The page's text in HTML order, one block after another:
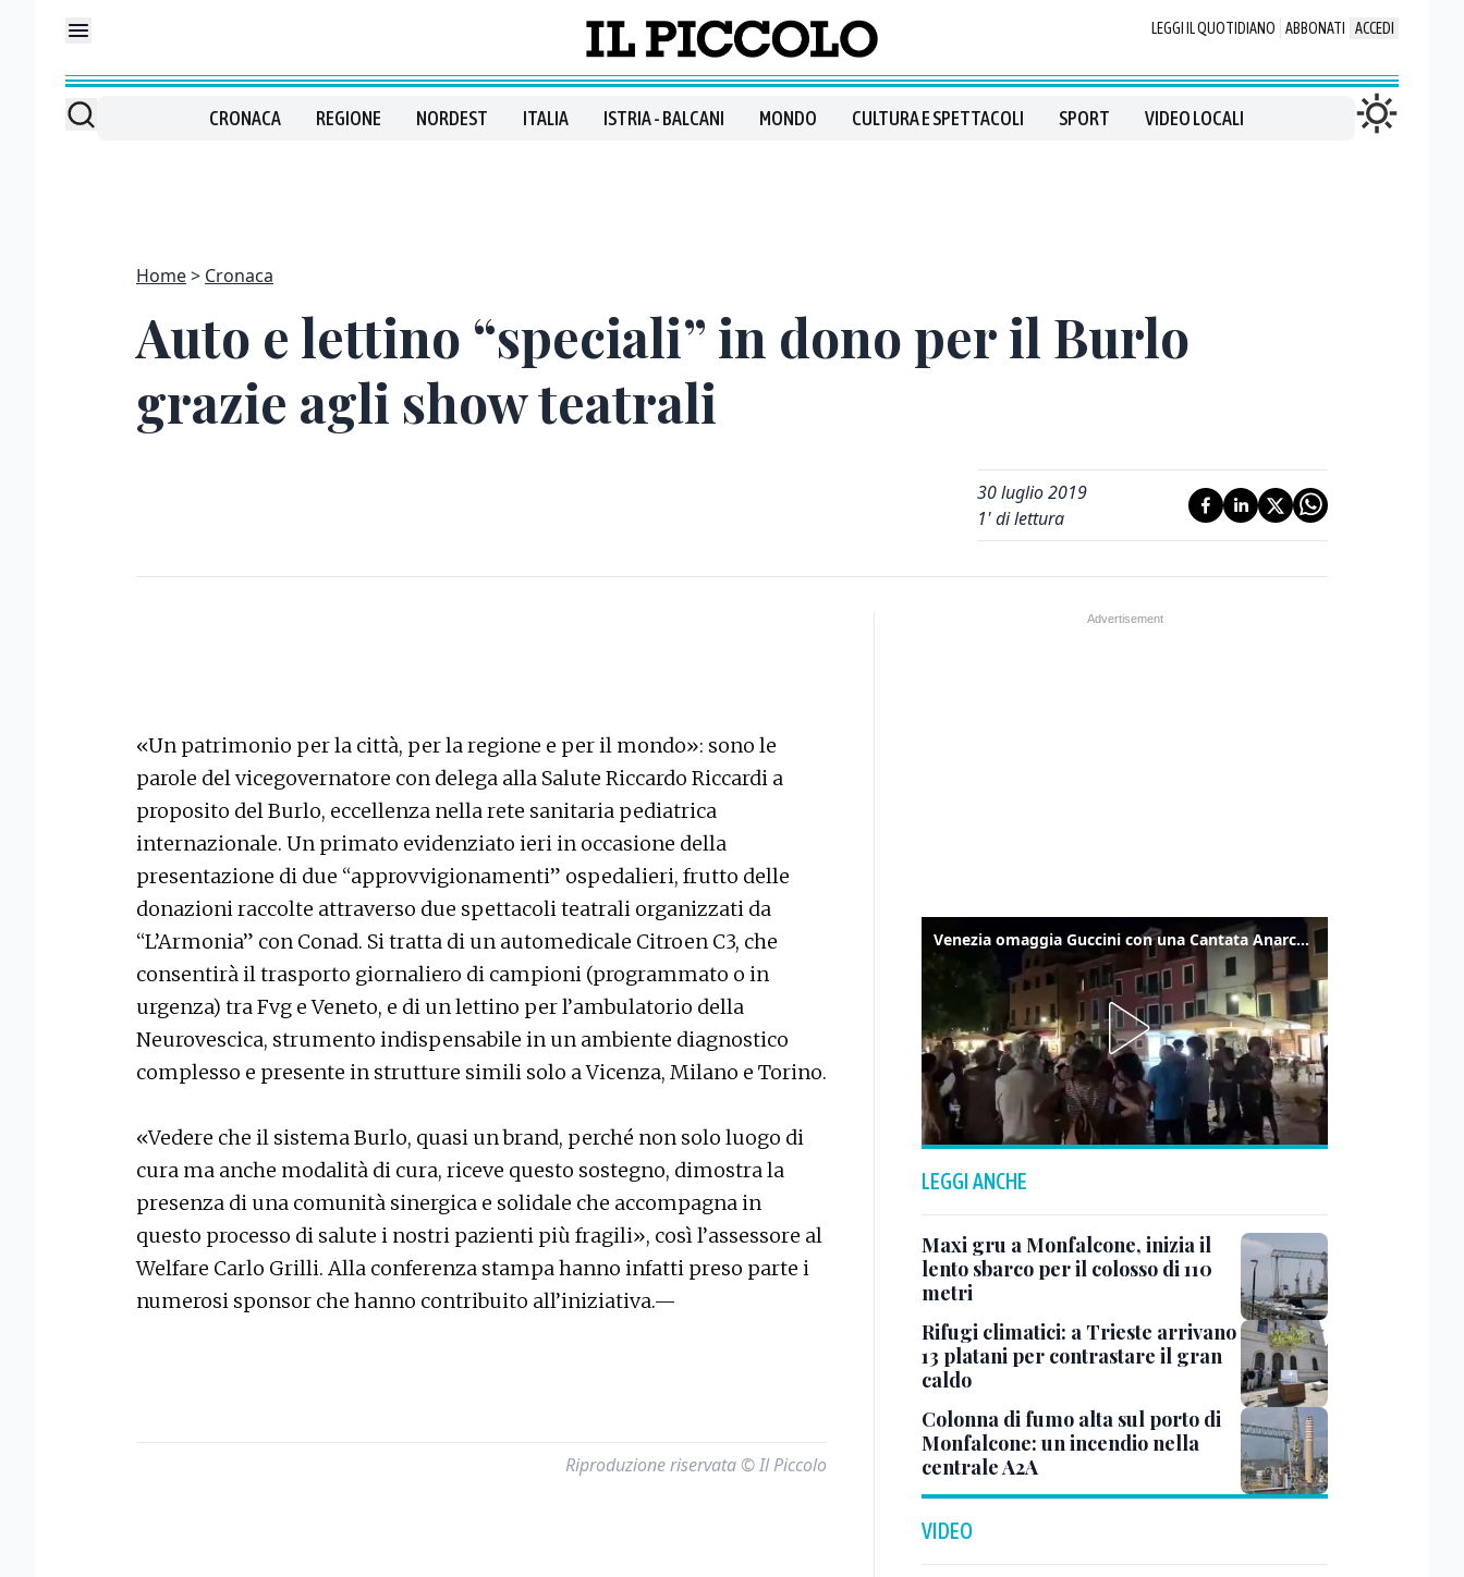
LEGGI IL QUOTIDIANO ABBONATI ACCEDI
CRONACA REGIONE NORDEST ITALIA ISTRIA - BALCANI MONDO CULTURA E SPETTACOLI SPORT VIDEO LOCALI
Home Cronaca
Auto e lettino “speciali” in dono per il Burlo
grazie agli show teatrali
30 luglio 2019
1' di lettura
«Un patrimonio per la città, per la regione e per il mondo»: sono le
parole del vicegovernatore con delega alla Salute Riccardo Riccardi a
proposito del Burlo, eccellenza nella rete sanitaria pediatrica
internazionale. Un primato evidenziato ieri in occasione della
presentazione di due “approvvigionamenti” ospedalieri, frutto delle
donazioni raccolte attraverso due spettacoli teatrali organizzati da
“L’Armonia” con Conad. Si tratta di un automedicale Citroen C3, che
consentirà il trasporto giornaliero di campioni (programmato o in
urgenza) tra Fvg e Veneto, e di un lettino per l’ambulatorio della
Neurovescica, strumento indispensabile in un ambiente diagnostico
complesso e presente in strutture simili solo a Vicenza, Milano e Torino.
«Vedere che il sistema Burlo, quasi un brand, perché non solo luogo di
cura ma anche modalità di cura, riceve questo sostegno, dimostra la
presenza di una comunità sinergica e solidale che accompagna in
questo processo di salute i nostri pazienti più fragili», così l’assessore al
Welfare Carlo Grilli. Alla conferenza stampa hanno infatti preso parte i
numerosi sponsor che hanno contribuito all’iniziativa.—
Riproduzione riservata © Il Piccolo
Venezia omaggia Guccini con una Cantata Anarchica in campo Santa Margherita
LEGGI ANCHE
Maxi gru a Monfalcone, inizia il
lento sbarco per il colosso di 110
metri
Rifugi climatici: a Trieste arrivano
13 platani per contrastare il gran
caldo
Colonna di fumo alta sul porto di
Monfalcone: un incendio nella
centrale A2A
VIDEO